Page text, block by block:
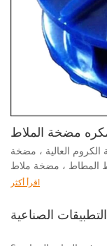
مضخة الملاط
العالية ، مضخة
اقرأ أكثر
الصناعية